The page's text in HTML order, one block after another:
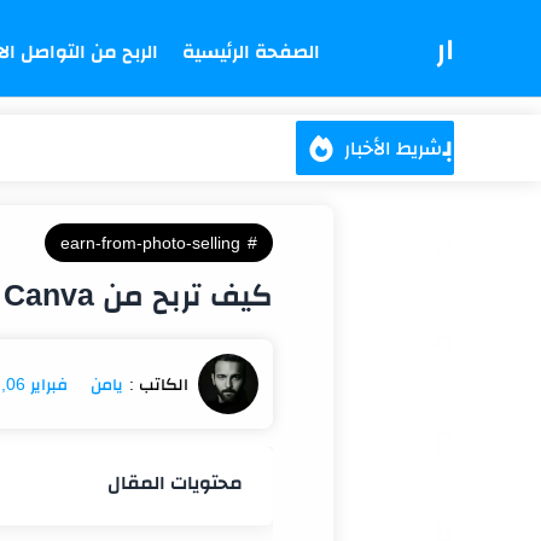
ار
ب
الصفحة الرئيسية الربح من التواصل
شريط الأخبار
earn-from-photo-selling
كيف تربح من Canva في 2026؟ دليل شامل بطرق واقعية وخطة تنفيذ مجرّبة
فبراير 06, 2026
محتويات المقال